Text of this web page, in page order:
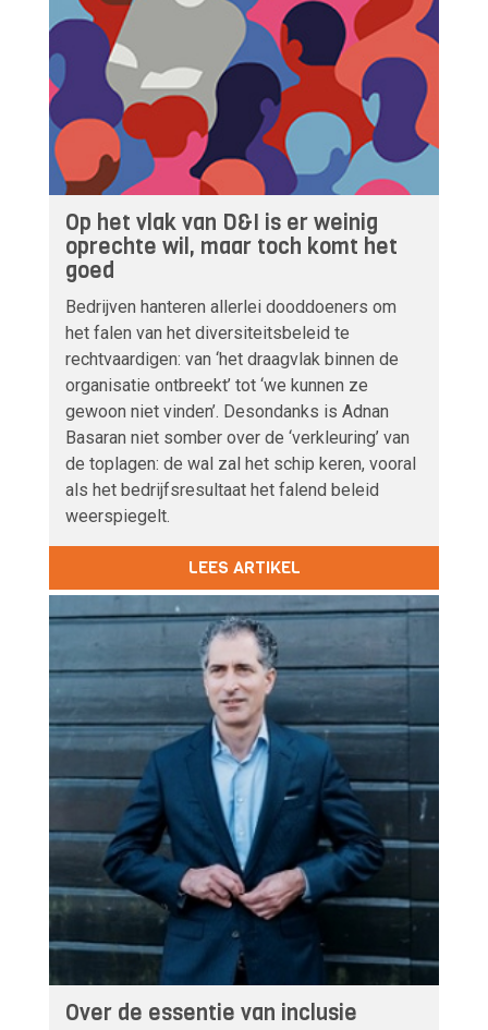
Op het vlak van D&I is er weinig
oprechte wil, maar toch komt het
goed
Bedrijven hanteren allerlei dooddoeners om
het falen van het diversiteitsbeleid te
rechtvaardigen: van ‘het draagvlak binnen de
organisatie ontbreekt’ tot ‘we kunnen ze
gewoon niet vinden’. Desondanks is Adnan
Basaran niet somber over de ‘verkleuring’ van
de toplagen: de wal zal het schip keren, vooral
als het bedrijfsresultaat het falend beleid
weerspiegelt.
LEES ARTIKEL
Over de essentie van inclusie